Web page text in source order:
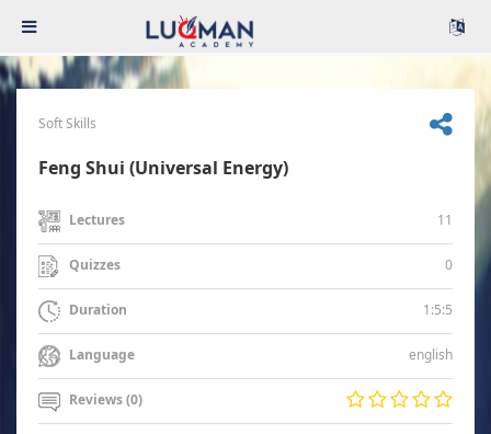
Soft Skills
Feng Shui (Universal Energy)
Lectures 11
Quizzes 0
Duration 1:5:5
Language english
Reviews (0)